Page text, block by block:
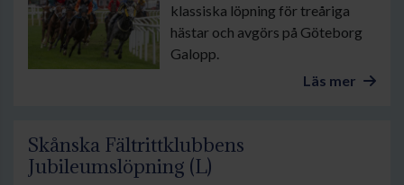
klassiska löpning för treåriga
hästar och avgörs på Göteborg
Galopp.
Läs mer
Skånska Fältrittklubbens
Jubileumslöpning (L)